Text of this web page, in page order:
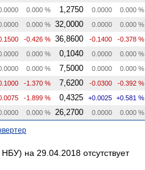
0.000 % 1,2750 0.0000 0.000 %
0.000 % 32,0000 0.0000 0.000 %
-0.426 % 36,8600 -0.1400 -0.378 %
0.000 % 0,1040 0.0000 0.000 %
0.000 % 7,5000 0.0000 0.000 %
-1.370 % 7,6200 -0.0300 -0.392 %
-1.899 % 0,4325 +0.0025 +0.581 %
0.000 % 26,2700 0.0000 0.000 %
на 29.04.2018 отсутствует